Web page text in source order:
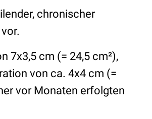
chronischer
7x3,5 cm (= 24,5 cm²),
von ca. 4x4 cm (=
vor Monaten erfolgten